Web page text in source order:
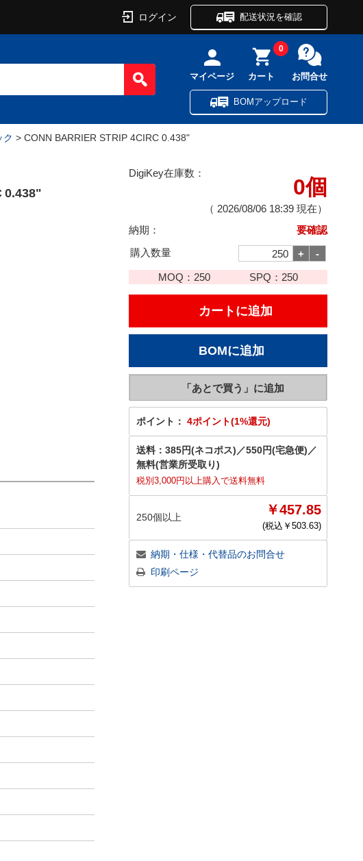
ログイン 配送状況を確認
マイページ カート
0
お問合せ
BOMアップロード
ク > CONN BARRIER STRIP 4CIRC 0.438"
0.438"
DigiKey在庫数：
0個
（ 2026/08/06 18:39 現在）
納期：
要確認
購入数量
MOQ： 250 SPQ： 250
ポイント： 4ポイント(1%還元)
送料： 385円(ネコポス) ／550円(宅急便) ／
無料(営業所受取り)
税別3,000円以上購入で送料無料
250個以上 ￥457.85
(税込￥ 503.63)
納期・仕様・代替品のお問合せ
印刷ページ